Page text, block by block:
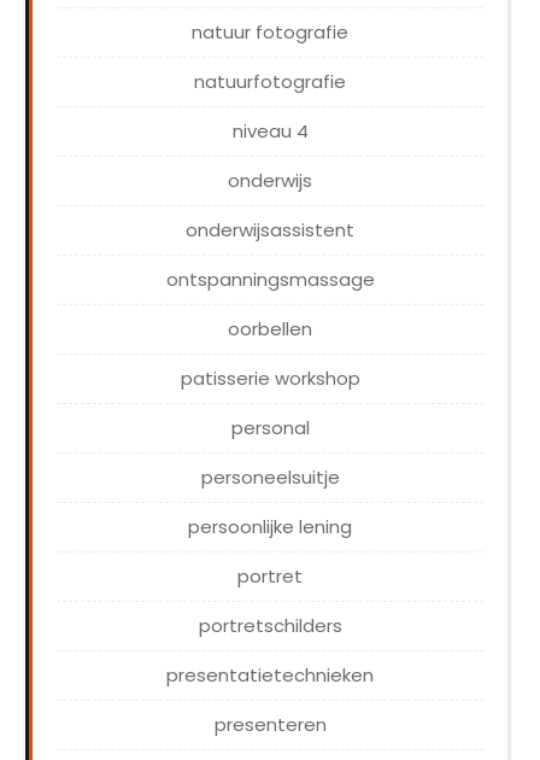
natuur fotografie
natuurfotografie
niveau 4
onderwijs
onderwijsassistent
ontspanningsmassage
oorbellen
patisserie workshop
personal
personeelsuitje
persoonlijke lening
portret
portretschilders
presentatietechnieken
presenteren